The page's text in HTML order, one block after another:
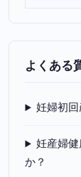
よくある
妊婦初
妊産婦
か？